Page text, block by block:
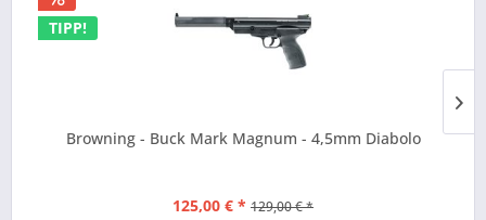
TIPP!
Browning - Buck Mark Magnum - 4,5mm Diabolo
125,00 € * 129,00 € *